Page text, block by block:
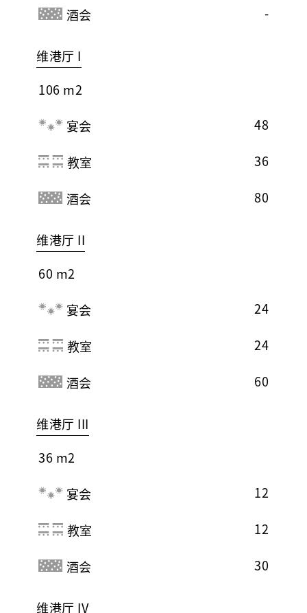
酒会 -
维港厅 I
106 m2
宴会
48
教室 36
酒会 80
维港厅 II
60 m2
宴会
24
教室 24
酒会 60
维港厅 III
36 m2
宴会
12
教室 12
酒会 30
维港厅 IV